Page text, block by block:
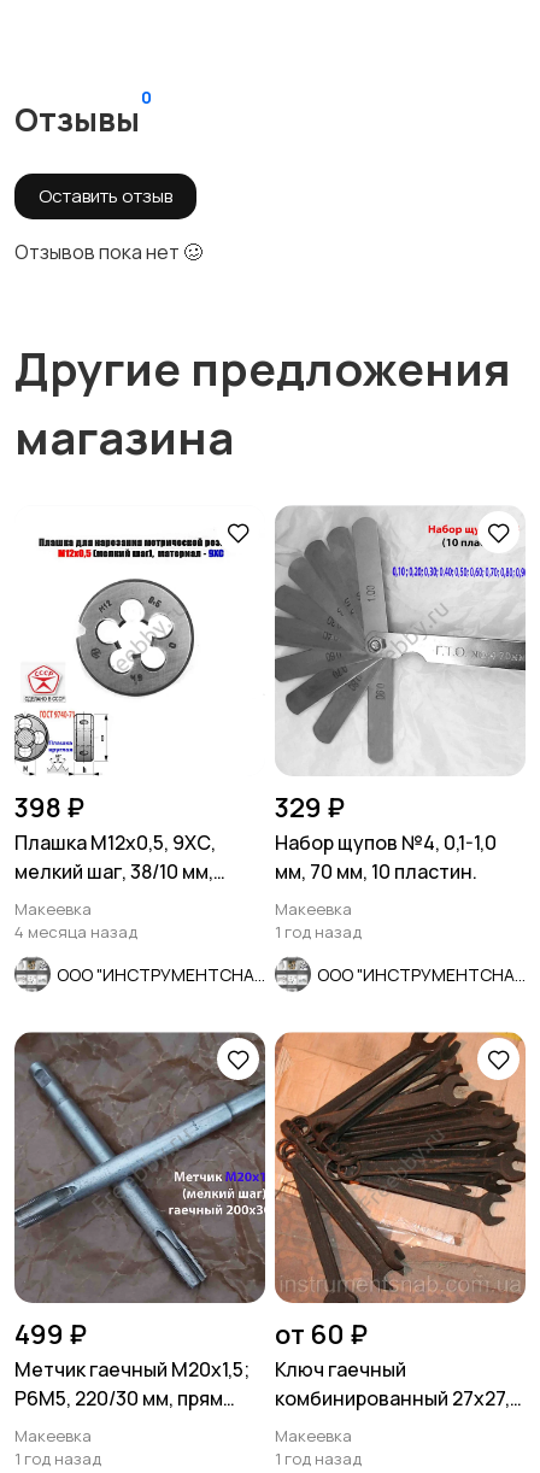
Отзывы
0
Оставить отзыв
Отзывов пока нет 🥴
Другие предложения
магазина
398 ₽
Плашка М12х0,5, 9ХС,
мелкий шаг, 38/10 мм,
ГОСТ 7740-71, сдел в
СССР.
Макеевка
4 месяца назад
329 ₽
Набор щупов №4, 0,1-1,0
мм, 70 мм, 10 пластин.
Макеевка
1 год назад
499 ₽
Метчик гаечный М20х1,5;
Р6М5, 220/30 мм, прям
хвост, мелкий шаг, СССР.
Макеевка
1 год назад
от 60 ₽
Ключ гаечный
комбинированный 27х27,
рожково-накидной,
черный, СССР.
Макеевка
1 год назад